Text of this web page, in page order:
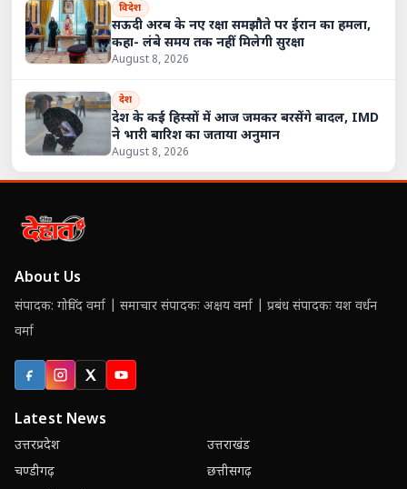
विदेश
सऊदी अरब के नए रक्षा समझौते पर ईरान का हमला,
कहा- लंबे समय तक नहीं मिलेगी सुरक्षा
August 8, 2026
देश
देश के कई हिस्सों में आज जमकर बरसेंगे बादल, IMD
ने भारी बारिश का जताया अनुमान
August 8, 2026
About Us
संपादक: गोविंद वर्मा | समाचार संपादकः अक्षय वर्मा | प्रबंध संपादकः यश वर्धन
वर्मा
FacebookInstagram
X (Twitter)
YouTube
Latest News
उत्तरप्रदेश
उत्तराखंड
चण्डीगढ़
छत्तीसगढ़